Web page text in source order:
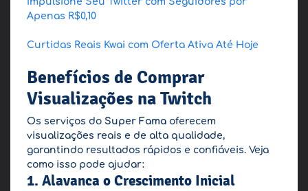
Apenas R$0,10
Curtidas Reais Kwai com Oferta Ativa Até Hoje
Benefícios de Comprar
Visualizações na Twitch
Os serviços do Super Fama oferecem
visualizações reais e de alta qualidade,
garantindo resultados rápidos e confiáveis. Veja
como isso pode ajudar:
1. Alavanca o Crescimento Inicial